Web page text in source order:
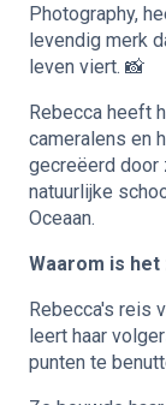
Photography,
levendig merk
leven viert. 📸
Rebecca heeft
cameralens en
gecreëerd door
natuurlijke
Oceaan.
Waarom is
Rebecca's reis
leert haar
punten te